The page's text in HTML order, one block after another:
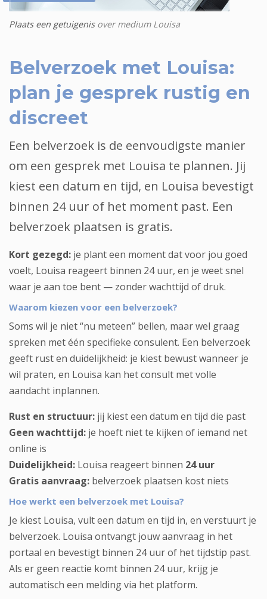
Plaats een getuigenisover medium Louisa
Belverzoek met Louisa:
plan je gesprek rustig en
discreet
Een belverzoek is de eenvoudigste manier
om een gesprek met Louisa te plannen. Jij
kiest een datum en tijd, en Louisa bevestigt
binnen 24 uur of het moment past. Een
belverzoek plaatsen is gratis.
Kort gezegd: je plant een moment dat voor jou goed
voelt, Louisa reageert binnen 24 uur, en je weet snel
waar je aan toe bent — zonder wachttijd of druk.
Waarom kiezen voor een belverzoek?
Soms wil je niet “nu meteen” bellen, maar wel graag
spreken met één specifieke consulent. Een belverzoek
geeft rust en duidelijkheid: je kiest bewust wanneer je
wil praten, en Louisa kan het consult met volle
aandacht inplannen.
Rust en structuur: jij kiest een datum en tijd die past
Geen wachttijd: je hoeft niet te kijken of iemand net
online is
Duidelijkheid: Louisa reageert binnen 24 uur
Gratis aanvraag: belverzoek plaatsen kost niets
Hoe werkt een belverzoek met Louisa?
Je kiest Louisa, vult een datum en tijd in, en verstuurt je
belverzoek. Louisa ontvangt jouw aanvraag in het
portaal en bevestigt binnen 24 uur of het tijdstip past.
Als er geen reactie komt binnen 24 uur, krijg je
automatisch een melding via het platform.